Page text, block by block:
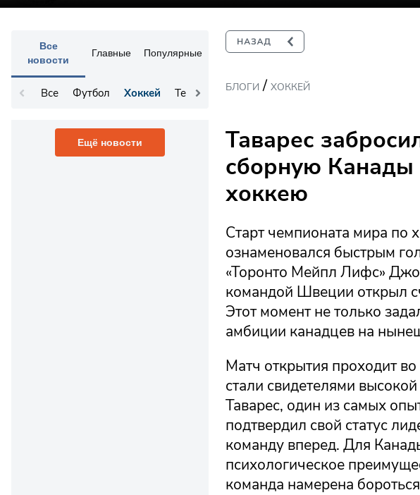
Все
новости
Главные Популярные
Все Футбол Хоккей Теннис Остальное
Ещё новости
БЛОГИ / ХОККЕЙ
Таварес
сборную Канады
хоккею
Старт чемпионата мира
ознаменовался быстрым
«Торонто Мейпл Лифс»
командой Швеции открыл
Этот момент не только
амбиции канадцев на
Матч открытия проходит
стали свидетелями
Таварес, один из самых
подтвердил свой статус
команду вперед. Для
психологическое
команда намерена